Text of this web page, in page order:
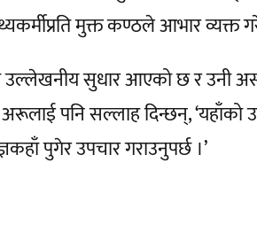
मुक्त कण्ठले आभार व्यक्त
उल्लेखनीय सुधार आएको छ र उनी
पनि सल्लाह दिन्छन्, ‘यहाँको
पुगेर उपचार गराउनुपर्छ ।’